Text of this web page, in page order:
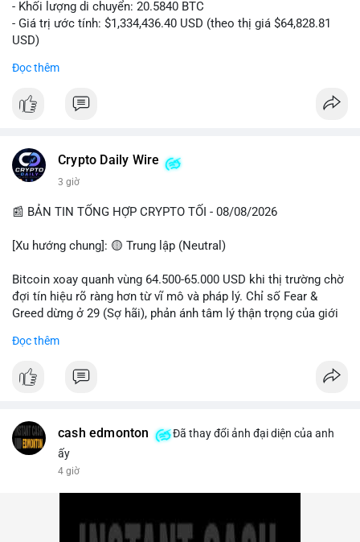
- Khối lượng di chuyển: 20.5840 BTC
- Giá trị ước tính: $1,334,436.40 USD (theo thị giá $64,828.81
USD)
USD được thực hiện vào phiên Á, thời điểm thanh khoản
phân bổ tài sản giữa các ví nóng, hoặc chuẩn bị thanh khoản
cho các lệnh OTC. Dòng tiền không đổ thẳng lên sàn tập trung,
thể dao động nhẹ do theo dõi sát biến động ví lớn.
Lời khuyên: Nhà đầu tư nhỏ lẻ không nên hành động theo cảm
tiếp theo trong 24 giờ để xác nhận xu hướng. Giữ tỷ trọng tiền
mặt hợp lý, tránh đòn bẩy cao trong vùng giá hiện tại.
#theodoivilon
Đọc thêm
Crypto Daily Wire
3 giờ
📰 BẢN TIN TỔNG HỢP CRYPTO TỐI - 08/08/2026
[Xu hướng chung]: 🟡 Trung lập (Neutral)
Bitcoin xoay quanh vùng 64.500-65.000 USD khi thị trường chờ
đợi tín hiệu rõ ràng hơn từ vĩ mô và pháp lý. Chỉ số Fear &
Greed dừng ở 29 (Sợ hãi), phản ánh tâm lý thận trọng của giới
dữ liệu nonfarm payrolls Mỹ thấp hơn dự báo, làm giảm khả
tháng. NEAR giảm 4,1% xuống 1,5910 USD, chịu áp lực bán
mạnh.
tượng. Trump Media hủy thỏa thuận kho dự trữ CRO trị giá
Đọc thêm
cash edmonton
Đã thay đổi ảnh đại diện của anh
ấy
4 giờ